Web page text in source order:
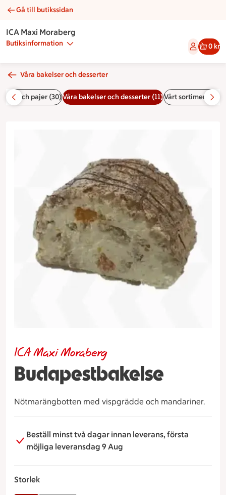
Budapestbakelse | Catering ICA Maxi Moraberg
Gå till butikssidan
ICA Maxi Moraberg
Butiksinformation 0 kr
Våra bakelser och desserter
och pajer (30)Våra bakelser och desserter (11)Vårt sortiment
Budapestbakelse
ICA Maxi Moraberg
Nötmarängbotten med vispgrädde och mandariner.
Beställ minst två dagar innan leverans, första
möjliga leveransdag 9 Aug
Storlek